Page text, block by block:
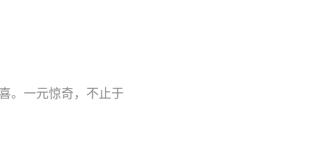
。一元惊奇，不止于